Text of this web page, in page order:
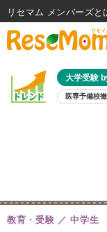
大学受験
医専予備校
教育・受験 中学生
リセマム メンバーズ